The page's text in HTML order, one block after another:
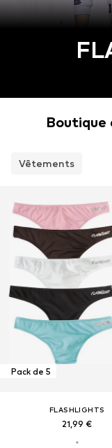
Boutique
Vêtements
Pack de 5
FLASHLIGHTS
21,99 €